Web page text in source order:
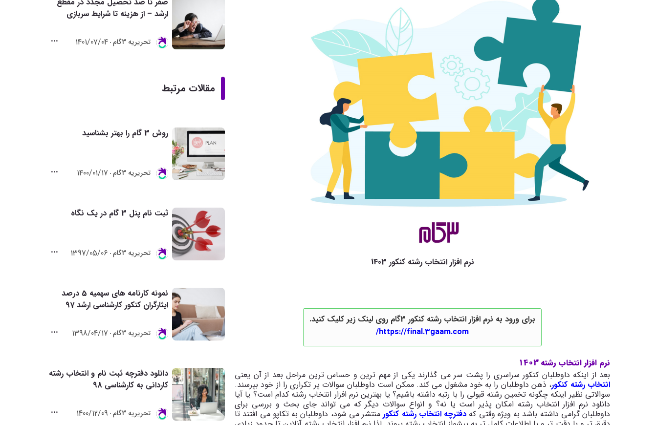
نرم افزار انتخاب رشته کنکور 1403
برای ورود به نرم افزار انتخاب رشته کنکور 3گام روی لینک زیر کلیک کنید.
https://final.3gaam.com/
نرم افزار انتخاب رشته 1403
بعد از اینکه داوطلبان کنکور سراسری را پشت سر می گذارند یکی از مهم ترین و حساس ترین مراحل بعد از آن یعنی
انتخاب رشته کنکور، ذهن داوطلبان را به خود مشغول می کند. ممکن است داوطلبان سوالات پر تکراری را از خود بپرسند.
سوالاتی نظیر اینکه چگونه تخمین رشته قبولی را با رتبه داشته باشیم؟ یا بهترین نرم افزار انتخاب رشته کدام است؟ یا آیا
دانلود نرم افزار انتخاب رشته امکان پذیر است یا نه؟ و انواع سوالات دیگر که می تواند جای بحث و بررسی برای
داوطلبان گرامی داشته باشد به ویژه وقتی که دفترچه انتخاب رشته کنکورمنتشر می شود، داوطلبان به تکاپو می افتند تا
ارشد – از هزینه تا شرایط سربازی
تحريريه 3گام 1401/07/04
مقالات مرتبط
روش 3 گام را بهتر بشناسید
تحريريه 3گام 1400/01/17
ثبت نام پنل 3 گام در یک نگاه
تحريريه 3گام 1397/05/06
نمونه کارنامه های سهمیه 5 درصد
ایثارگران کنکور کارشناسی ارشد 97
تحريريه 3گام 1398/04/17
دانلود دفترچه ثبت نام و انتخاب رشته
کاردانی به کارشناسی 98
تحريريه 3گام 1400/12/09